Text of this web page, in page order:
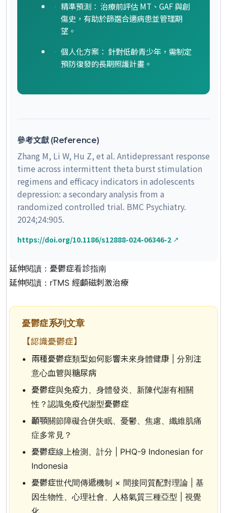
精準預測： 治療前評估 MT、GAF 與創
傷史，有助於篩選合適病患並管理期
望。
個人化方案： 針對低齡青少年，需制定
預防復發的長期照護計畫。
參考文獻 (Reference)
Zhang M, Li W, Hu Z, et al. Antidepressant response
time across intermittent theta burst stimulation
regimens and efficacy indicators in adolescents
depression: a secondary analysis from a
randomized controlled trial. BMC Psychiatry.
2024;24:905.
https://doi.org/10.1186/s12888-024-06346-2
延伸閱讀： 憂鬱症看診指南
延伸閱讀： rTMS 經顱磁刺激治療
憂鬱症系列文章
【認識憂鬱症】
兩種憂鬱症類型如何影響未來身體健康 | 分別注
意心血管與糖尿病
憂鬱症與免疫力、身體發炎、新陳代謝有相關
性？認識免疫代謝型憂鬱症
顳顎關節障礙合併失眠、憂鬱、焦慮、纖維肌痛
症多常見？
憂鬱症線上檢測、計分 | PHQ-9 Indonesian for
Indonesia
憂鬱症世代間傳遞機制 × 間接同質配對理論 | 基
因生物性、心理社會、人格氣質三種亞型 | 視覺